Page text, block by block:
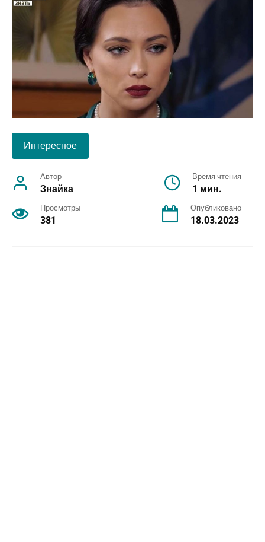
Интересное
Автор
Знайка
Время чтения
1 мин.
Просмотры
381
Опубликовано
18.03.2023